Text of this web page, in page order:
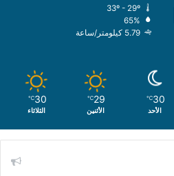
65%
5.79 كيلومتر/ساعة
30
℃
الأحد
29
℃
الأثنين
30
℃
الثلاثاء